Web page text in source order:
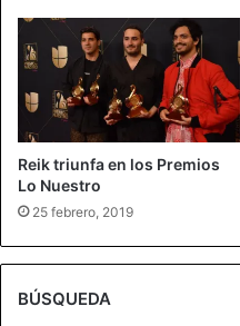
Reik triunfa en los Premios
Lo Nuestro
25 febrero, 2019
BÚSQUEDA